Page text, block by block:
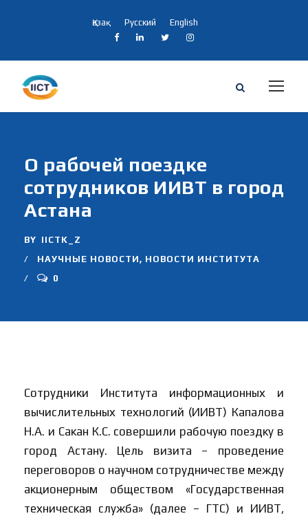
Қазақ Русский English
О рабочей поездке
сотрудников ИИВТ в город
Астана
BY IICTK_Z
НАУЧНЫЕ НОВОСТИ, НОВОСТИ ИНСТИТУТА
0
Сотрудники Института информационных и
вычислительных технологий (ИИВТ) Капалова
Н.А. и Сакан К.С. совершили рабочую поездку в
город Астану. Цель визита – проведение
переговоров о научном сотрудничестве между
акционерным обществом «Государственная
техническая служба» (далее – ГТС) и ИИВТ,